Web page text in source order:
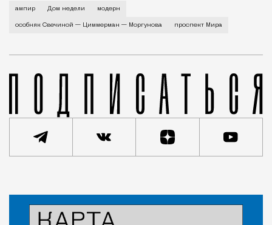
История каменного строения в Мещанской
ампир Дом недели модерн
особняк Свечиной — Циммерман — Моргунова проспект Мира
Статья
Город
Евгения Гершкович